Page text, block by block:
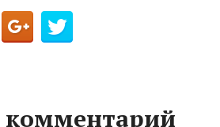
комментарий